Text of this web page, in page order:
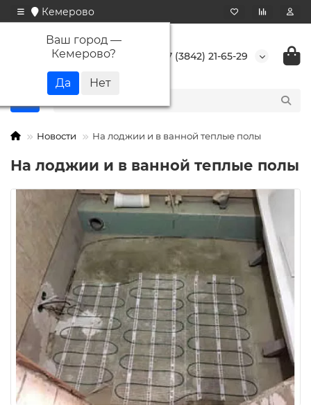
Кемерово
Ваш город —
Кемерово? +7 (3842) 21-65-29
Новости На лоджии и в ванной теплые полы
На лоджии и в ванной теплые полы